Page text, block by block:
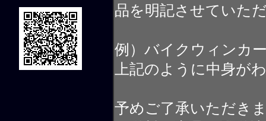
品を明記させていた
例）バイクウィンカ
上記のように中身が
予めご了承いただき